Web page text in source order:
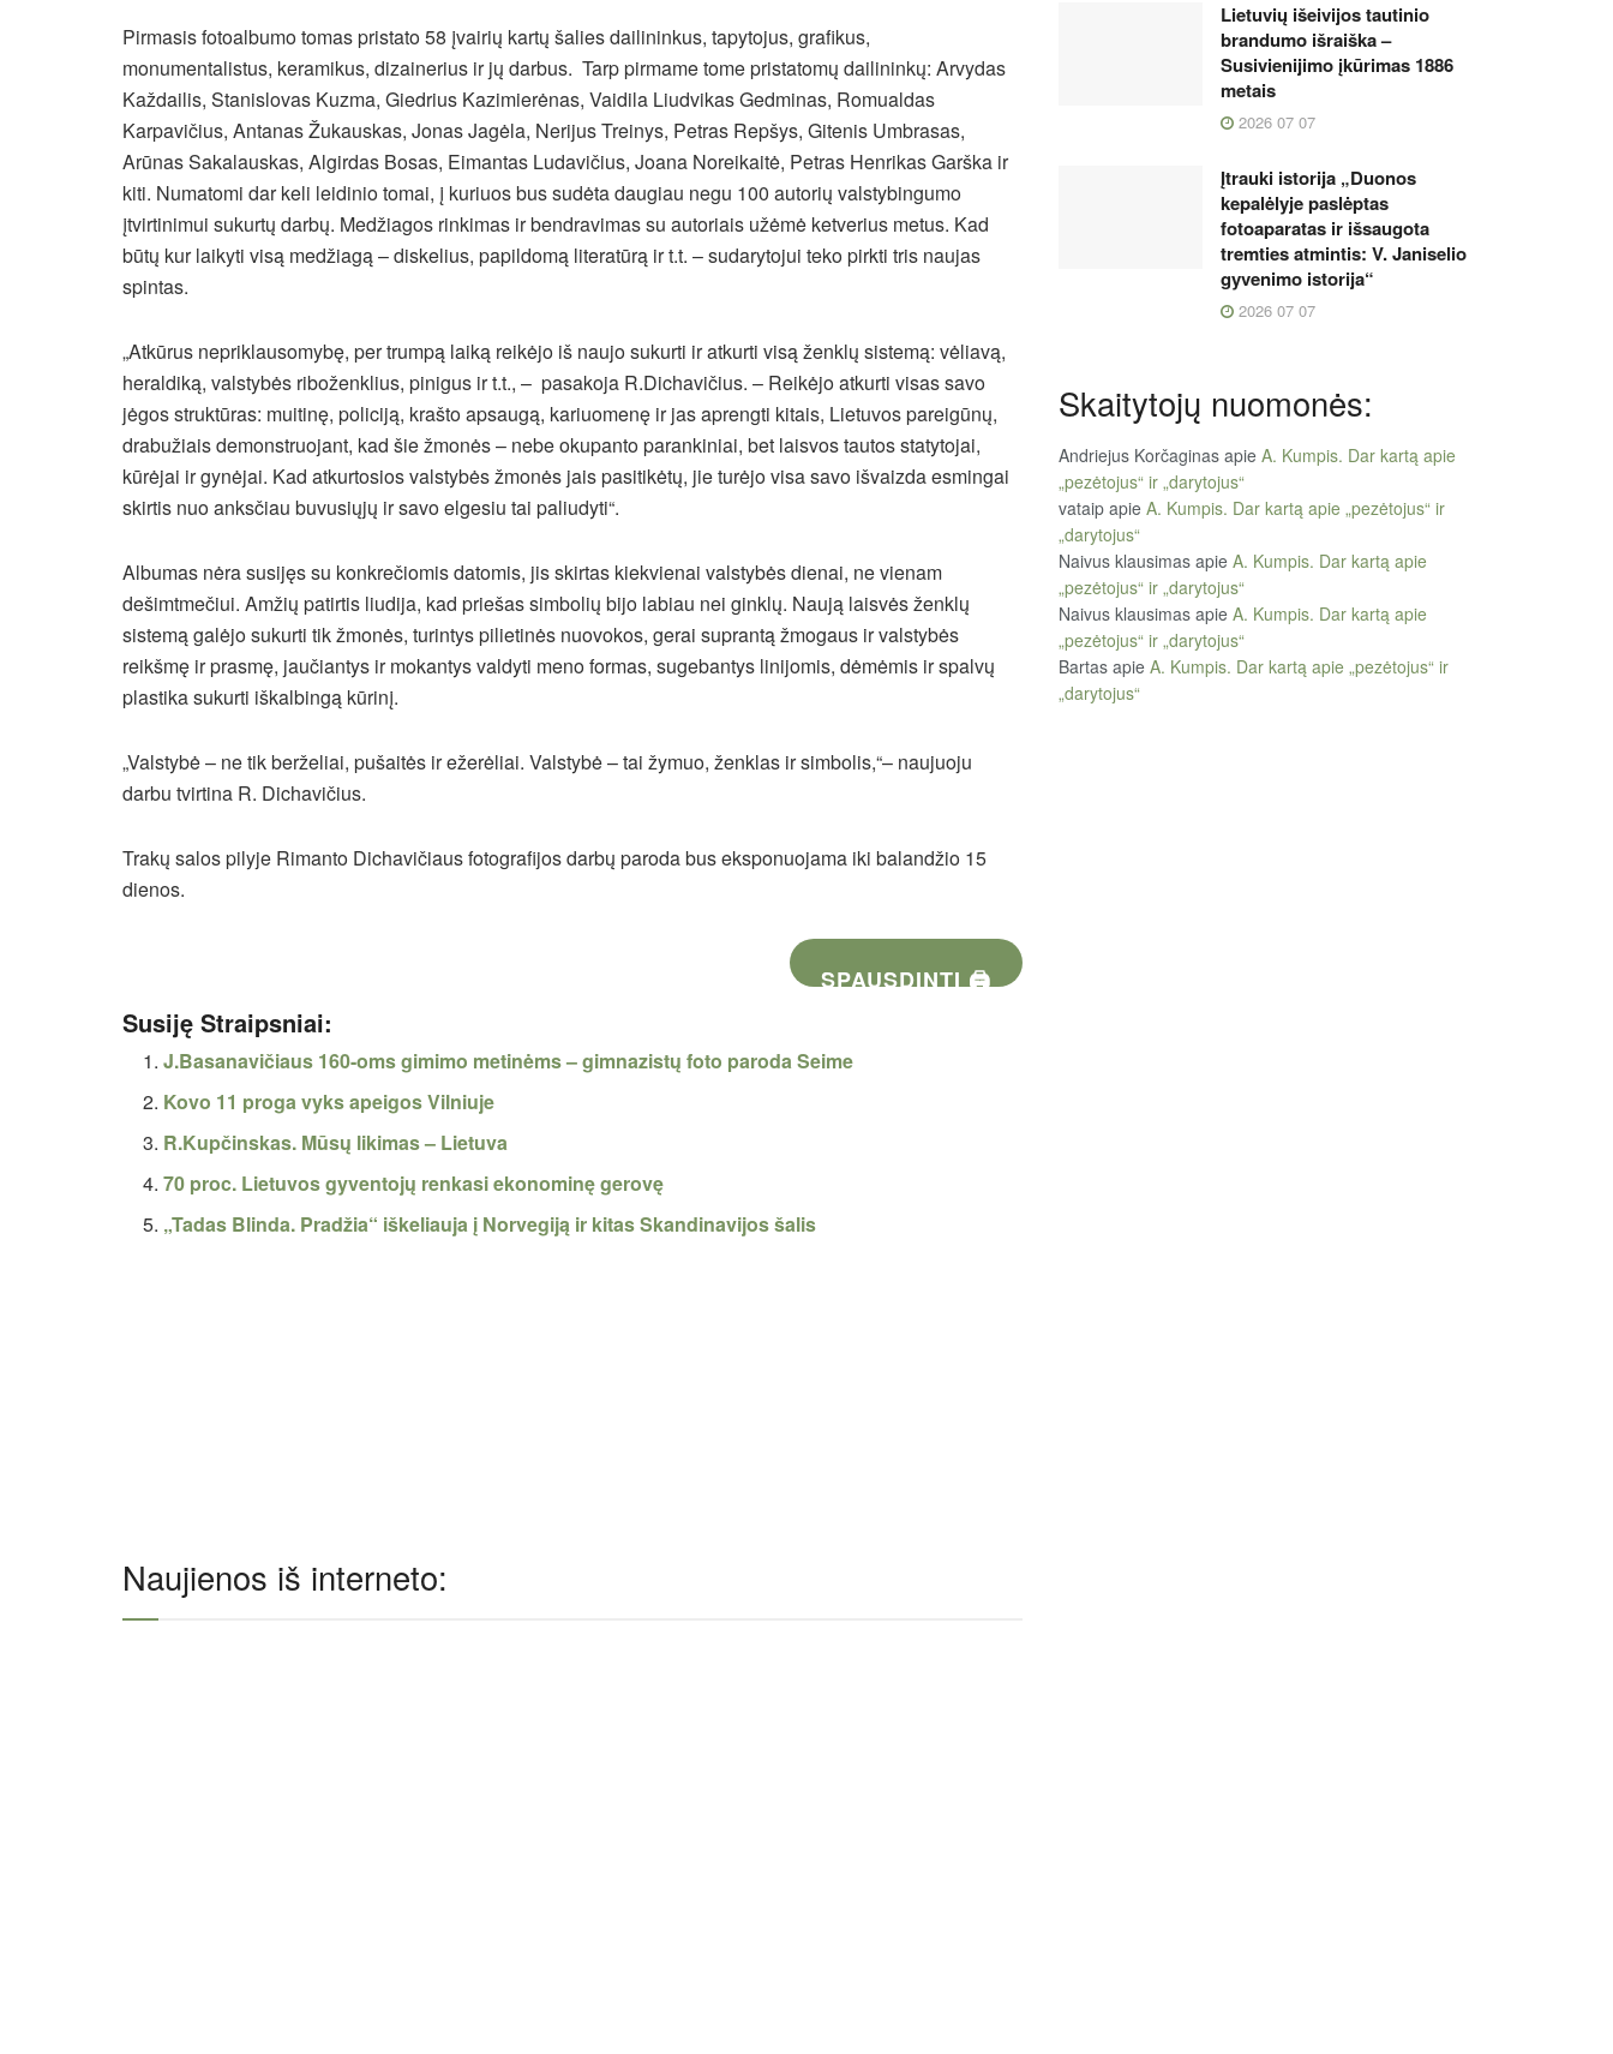
Pirmasis fotoalbumo tomas pristato 58 įvairių kartų šalies dailininkus, tapytojus, grafikus,
monumentalistus, keramikus, dizainerius ir jų darbus. Tarp pirmame tome pristatomų dailininkų: Arvydas
Každailis, Stanislovas Kuzma, Giedrius Kazimierėnas, Vaidila Liudvikas Gedminas, Romualdas
Karpavičius, Antanas Žukauskas, Jonas Jagėla, Nerijus Treinys, Petras Repšys, Gitenis Umbrasas,
Arūnas Sakalauskas, Algirdas Bosas, Eimantas Ludavičius, Joana Noreikaitė, Petras Henrikas Garška ir
kiti. Numatomi dar keli leidinio tomai, į kuriuos bus sudėta daugiau negu 100 autorių valstybingumo
įtvirtinimui sukurtų darbų. Medžiagos rinkimas ir bendravimas su autoriais užėmė ketverius metus. Kad
būtų kur laikyti visą medžiagą – diskelius, papildomą literatūrą ir t.t. – sudarytojui teko pirkti tris naujas
spintas.
„Atkūrus nepriklausomybę, per trumpą laiką reikėjo iš naujo sukurti ir atkurti visą ženklų sistemą: vėliavą,
heraldiką, valstybės riboženklius, pinigus ir t.t., – pasakoja R.Dichavičius. – Reikėjo atkurti visas savo
jėgos struktūras: muitinę, policiją, krašto apsaugą, kariuomenę ir jas aprengti kitais, Lietuvos pareigūnų,
drabužiais demonstruojant, kad šie žmonės – nebe okupanto parankiniai, bet laisvos tautos statytojai,
kūrėjai ir gynėjai. Kad atkurtosios valstybės žmonės jais pasitikėtų, jie turėjo visa savo išvaizda esmingai
skirtis nuo anksčiau buvusiųjų ir savo elgesiu tai paliudyti“.
Albumas nėra susijęs su konkrečiomis datomis, jis skirtas kiekvienai valstybės dienai, ne vienam
dešimtmečiui. Amžių patirtis liudija, kad priešas simbolių bijo labiau nei ginklų. Naują laisvės ženklų
sistemą galėjo sukurti tik žmonės, turintys pilietinės nuovokos, gerai suprantą žmogaus ir valstybės
reikšmę ir prasmę, jaučiantys ir mokantys valdyti meno formas, sugebantys linijomis, dėmėmis ir spalvų
plastika sukurti iškalbingą kūrinį.
„Valstybė – ne tik berželiai, pušaitės ir ežerėliai. Valstybė – tai žymuo, ženklas ir simbolis,“– naujuoju
darbu tvirtina R. Dichavičius.
Trakų salos pilyje Rimanto Dichavičiaus fotografijos darbų paroda bus eksponuojama iki balandžio 15
dienos.
SPAUSDINTI 🖨
Susiję Straipsniai:
J.Basanavičiaus 160-oms gimimo metinėms – gimnazistų foto paroda Seime
Kovo 11 proga vyks apeigos Vilniuje
R.Kupčinskas. Mūsų likimas – Lietuva
70 proc. Lietuvos gyventojų renkasi ekonominę gerovę
„Tadas Blinda. Pradžia“ iškeliauja į Norvegiją ir kitas Skandinavijos šalis
Naujienos iš interneto:
Lietuvių išeivijos tautinio
brandumo išraiška –
Susivienijimo įkūrimas 1886
metais
2026 07 07
Įtrauki istorija „Duonos
kepalėlyje paslėptas
fotoaparatas ir išsaugota
tremties atmintis: V. Janiselio
gyvenimo istorija“
2026 07 07
Skaitytojų nuomonės:
Andriejus Korčaginas apie A. Kumpis. Dar kartą apie
„pezėtojus“ ir „darytojus“
vataip apie A. Kumpis. Dar kartą apie „pezėtojus“ ir
„darytojus“
Naivus klausimas apie A. Kumpis. Dar kartą apie
„pezėtojus“ ir „darytojus“
Naivus klausimas apie A. Kumpis. Dar kartą apie
„pezėtojus“ ir „darytojus“
Bartas apie A. Kumpis. Dar kartą apie „pezėtojus“ ir
„darytojus“